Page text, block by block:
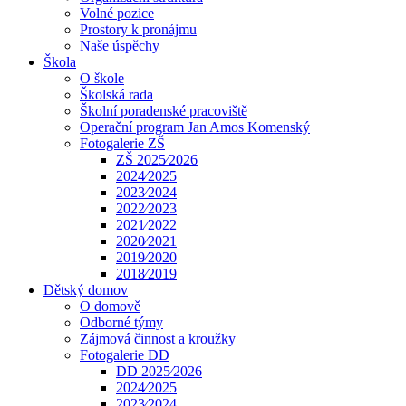
Volné pozice
Prostory k pronájmu
Naše úspěchy
Škola
O škole
Školská rada
Školní poradenské pracoviště
Operační program Jan Amos Komenský
Fotogalerie ZŠ
ZŠ 2025⁄2026
2024⁄2025
2023⁄2024
2022⁄2023
2021⁄2022
2020⁄2021
2019⁄2020
2018⁄2019
Dětský domov
O domově
Odborné týmy
Zájmová činnost a kroužky
Fotogalerie DD
DD 2025⁄2026
2024⁄2025